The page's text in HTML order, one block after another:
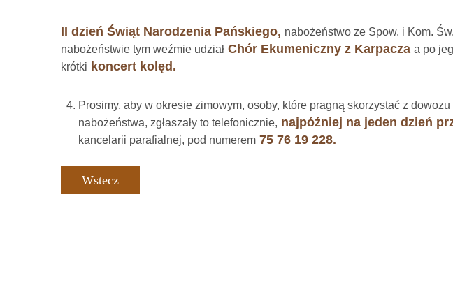
II dzień Świąt Narodzenia Pańskiego, nabożeństwo ze Spow. i Kom.
nabożeństwie tym weźmie udział Chór Ekumeniczny z Karpacza a po
krótki koncert kolęd.
Prosimy, aby w okresie zimowym, osoby, które pragną skorzystać z
nabożeństwa, zgłaszały to telefonicznie, najpóźniej na jeden dzień
kancelarii parafialnej, pod numerem 75 76 19 228.
Wstecz